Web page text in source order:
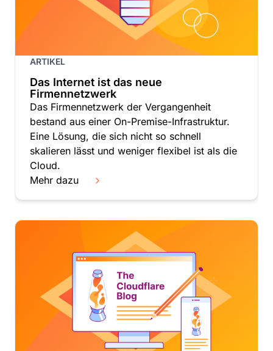
ARTIKEL
Das Internet ist das neue
Firmennetzwerk
Das Firmennetzwerk der Vergangenheit
bestand aus einer On-Premise-Infrastruktur.
Eine Lösung, die sich nicht so schnell
skalieren lässt und weniger flexibel ist als die
Cloud.
Mehr dazu